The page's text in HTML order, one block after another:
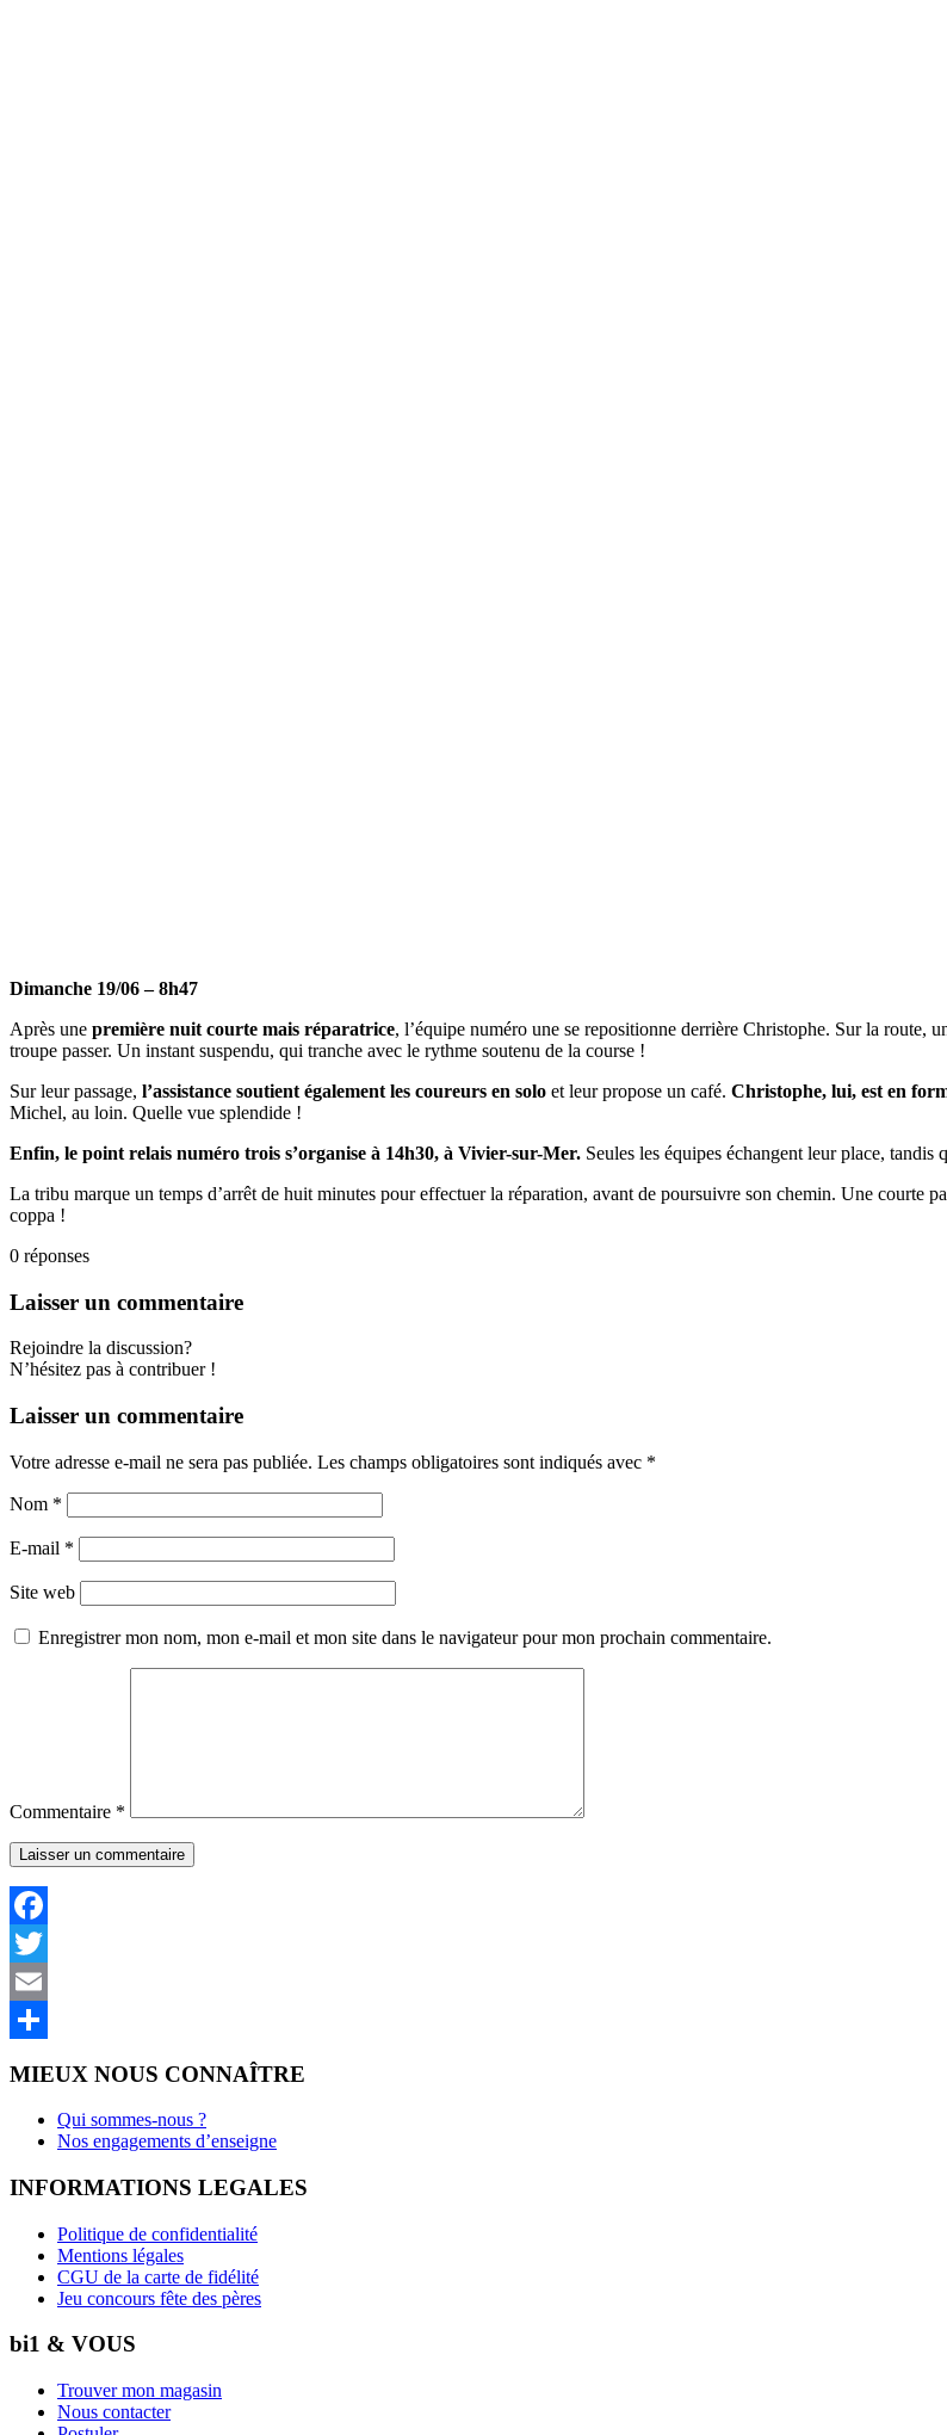
Dimanche 19/06 – 8h47
Après une première nuit courte mais réparatrice, l’équipe numéro une se repositionne derrière Christophe. Sur la route,
troupe passer. Un instant suspendu, qui tranche avec le rythme soutenu de la course !
Sur leur passage, l’assistance soutient également les coureurs en solo et leur propose un café. Christophe, lui, est en
Michel, au loin. Quelle vue splendide !
Enfin, le point relais numéro trois s’organise à 14h30, à Vivier-sur-Mer. Seules les équipes échangent leur place,
La tribu marque un temps d’arrêt de huit minutes pour effectuer la réparation, avant de poursuivre son chemin. Une courte
coppa !
0 réponses
Laisser un commentaire
Rejoindre la discussion?
N’hésitez pas à contribuer !
Laisser un commentaire
Votre adresse e-mail ne sera pas publiée. Les champs obligatoires sont indiqués avec *
Nom *
E-mail *
Site web
Enregistrer mon nom, mon e-mail et mon site dans le navigateur pour mon prochain commentaire.
Commentaire *
Facebook
Twitter
Email
MIEUX NOUS CONNAÎTRE
Qui sommes-nous ?
Nos engagements d’enseigne
INFORMATIONS LEGALES
Politique de confidentialité
Mentions légales
CGU de la carte de fidélité
Jeu concours fête des pères
bi1 & VOUS
Trouver mon magasin
Nous contacter